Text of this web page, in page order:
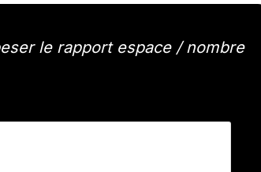
le rapport espace / nombre